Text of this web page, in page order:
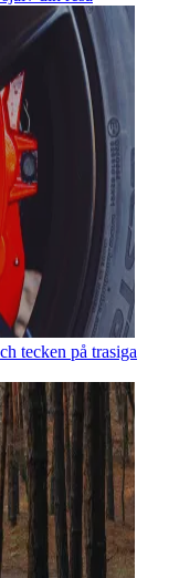
tecken på trasiga